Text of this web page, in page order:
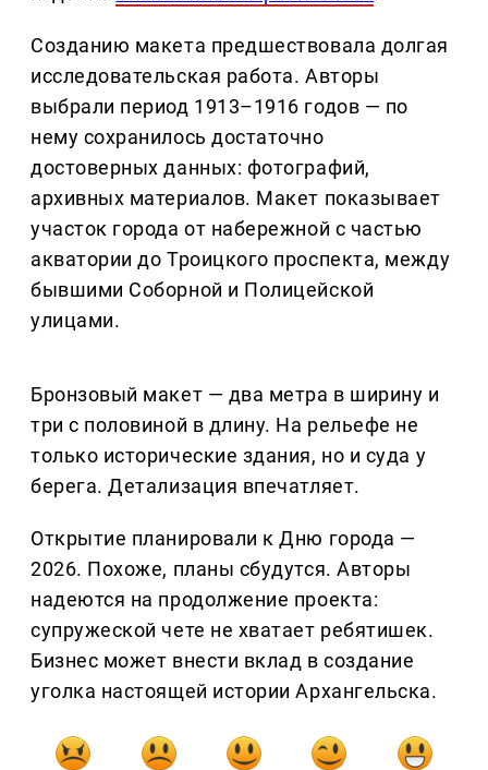
Созданию макета предшествовала долгая
исследовательская работа. Авторы
выбрали период 1913–1916 годов — по
нему сохранилось достаточно
достоверных данных: фотографий,
архивных материалов. Макет показывает
участок города от набережной с частью
акватории до Троицкого проспекта, между
бывшими Соборной и Полицейской
улицами.
Бронзовый макет — два метра в ширину и
три с половиной в длину. На рельефе не
только исторические здания, но и суда у
берега. Детализация впечатляет.
Открытие планировали к Дню города —
2026. Похоже, планы сбудутся. Авторы
надеются на продолжение проекта:
супружеской чете не хватает ребятишек.
Бизнес может внести вклад в создание
уголка настоящей истории Архангельска.